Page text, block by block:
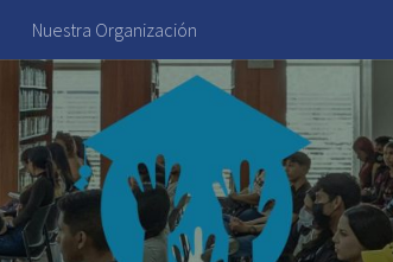
Nuestra Organización